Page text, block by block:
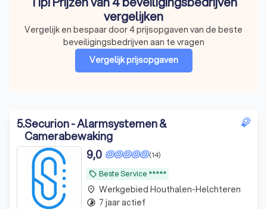
vergelijken
Vergelijk en bespaar door 4 prijsopgaven van de beste
beveiligingsbedrijven aan te vragen
Vergelijk prijsopgaven
5.Securion - Alarmsystemen &
Camerabewaking
local_offer Beste Service *****
(14)
9,0
place Werkgebied Houthalen-Helchteren
timelapse 7 jaar actief